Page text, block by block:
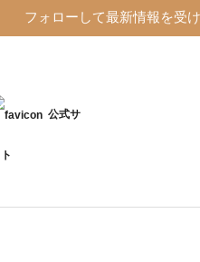
フォローして最新情報を受
公式サ